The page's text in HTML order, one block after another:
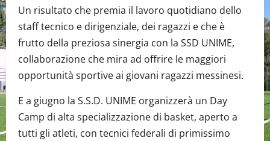
Un risultato che premia il lavoro quotidiano dello
staff tecnico e dirigenziale, dei ragazzi e che è
frutto della preziosa sinergia con la SSD UNIME,
collaborazione che mira ad offrire le maggiori
opportunità sportive ai giovani ragazzi messinesi.
E a giugno la S.S.D. UNIME organizzerà un Day
Camp di alta specializzazione di basket, aperto a
tutti gli atleti, con tecnici federali di primissimo